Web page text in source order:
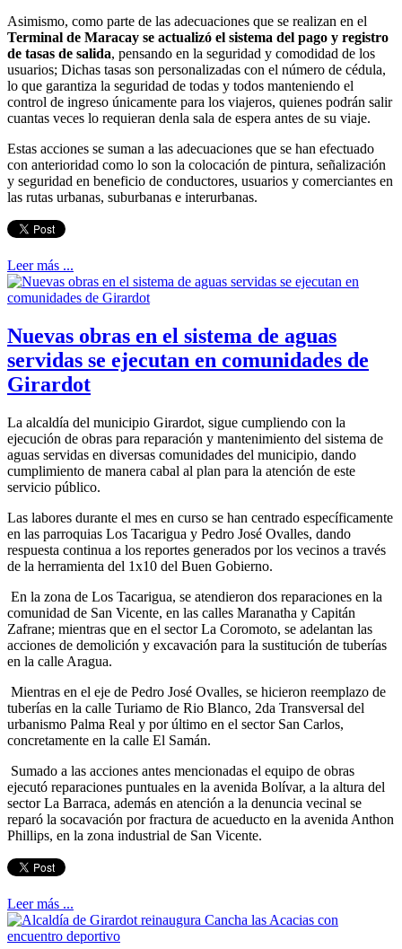
Asimismo, como parte de las adecuaciones que se realizan en el
Terminal de Maracay se actualizó el sistema del pago y registro
de tasas de salida, pensando en la seguridad y comodidad de los
usuarios; Dichas tasas son personalizadas con el número de cédula,
lo que garantiza la seguridad de todas y todos manteniendo el
control de ingreso únicamente para los viajeros, quienes podrán salir
cuantas veces lo requieran denla sala de espera antes de su viaje.
Estas acciones se suman a las adecuaciones que se han efectuado
con anterioridad como lo son la colocación de pintura, señalización
y seguridad en beneficio de conductores, usuarios y comerciantes en
las rutas urbanas, suburbanas e interurbanas.
Leer más ...
Nuevas obras en el sistema de aguas
servidas se ejecutan en comunidades de
Girardot
La alcaldía del municipio Girardot, sigue cumpliendo con la
ejecución de obras para reparación y mantenimiento del sistema de
aguas servidas en diversas comunidades del municipio, dando
cumplimiento de manera cabal al plan para la atención de este
servicio público.
Las labores durante el mes en curso se han centrado específicamente
en las parroquias Los Tacarigua y Pedro José Ovalles, dando
respuesta continua a los reportes generados por los vecinos a través
de la herramienta del 1x10 del Buen Gobierno.
En la zona de Los Tacarigua, se atendieron dos reparaciones en la
comunidad de San Vicente, en las calles Maranatha y Capitán
Zafrane; mientras que en el sector La Coromoto, se adelantan las
acciones de demolición y excavación para la sustitución de tuberías
en la calle Aragua.
Mientras en el eje de Pedro José Ovalles, se hicieron reemplazo de
tuberías en la calle Turiamo de Rio Blanco, 2da Transversal del
urbanismo Palma Real y por último en el sector San Carlos,
concretamente en la calle El Samán.
Sumado a las acciones antes mencionadas el equipo de obras
ejecutó reparaciones puntuales en la avenida Bolívar, a la altura del
sector La Barraca, además en atención a la denuncia vecinal se
reparó la socavación por fractura de acueducto en la avenida Anthon
Phillips, en la zona industrial de San Vicente.
Leer más ...